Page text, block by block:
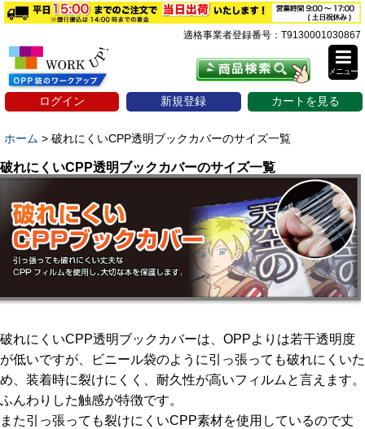
適格事業者登録番号：T9130001030867
ログイン 新規登録 カートを見る
メニュー
ホーム > 破れにくいCPP透明ブックカバーのサイズ一覧
破れにくいCPP透明ブックカバーのサイズ一覧
破れにくいCPP透明ブックカバーは、OPPよりは若干透明度
が低いですが、ビニール袋のように引っ張っても破れにくいた
め、装着時に裂けにくく、耐久性が高いフィルムと言えます。
ふんわりした触感が特徴です。
また引っ張っても裂けにくいCPP素材を使用しているので丈